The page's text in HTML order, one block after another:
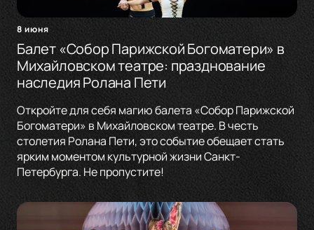
8 июня
Балет «Собор Парижской Богоматери» в
Михайловском театре: празднование
наследия Ролана Пети
Откройте для себя магию балета «Собор Парижской
Богоматери» в Михайловском театре. В честь
столетия Ролана Пети, это событие обещает стать
ярким моментом культурной жизни Санкт-
Петербурга. Не пропустите!